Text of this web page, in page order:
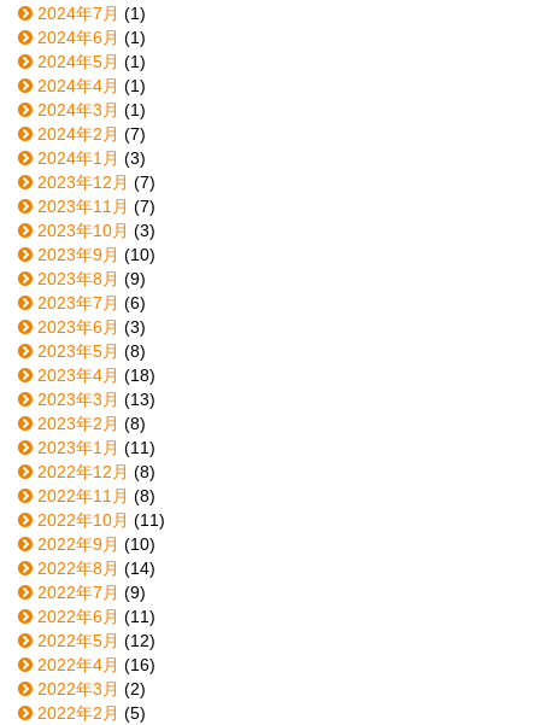
2024年7月 (1)
2024年6月 (1)
2024年5月 (1)
2024年4月 (1)
2024年3月 (1)
2024年2月 (7)
2024年1月 (3)
2023年12月 (7)
2023年11月 (7)
2023年10月 (3)
2023年9月 (10)
2023年8月 (9)
2023年7月 (6)
2023年6月 (3)
2023年5月 (8)
2023年4月 (18)
2023年3月 (13)
2023年2月 (8)
2023年1月 (11)
2022年12月 (8)
2022年11月 (8)
2022年10月 (11)
2022年9月 (10)
2022年8月 (14)
2022年7月 (9)
2022年6月 (11)
2022年5月 (12)
2022年4月 (16)
2022年3月 (2)
2022年2月 (5)